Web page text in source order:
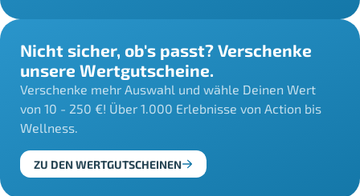
Nicht sicher, ob's passt? Verschenke
unsere Wertgutscheine.
Verschenke mehr Auswahl und wähle Deinen Wert
von 10 - 250 €! Über 1.000 Erlebnisse von Action bis
Wellness.
ZU DEN WERTGUTSCHEINEN